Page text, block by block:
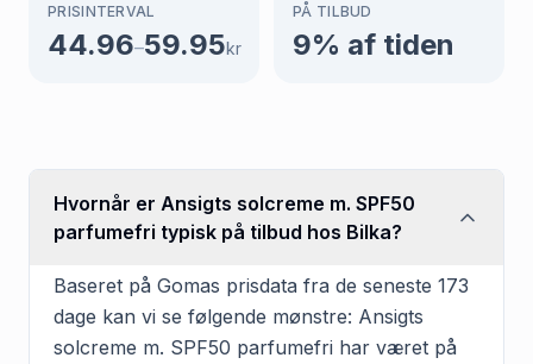
PRISINTERVAL
44.96–59.95kr
PÅ TILBUD
9% af tiden
Hvornår er Ansigts solcreme m. SPF50
parfumefri typisk på tilbud hos Bilka?
Baseret på Gomas prisdata fra de seneste 173
dage kan vi se følgende mønstre: Ansigts
solcreme m. SPF50 parfumefri har været på